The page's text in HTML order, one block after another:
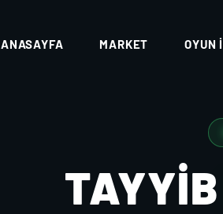
ANASAYFA MARKET OYUN
TAYYİB